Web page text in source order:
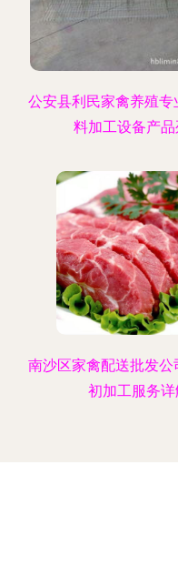
公安县利民家禽养殖专
料加工设备产品
南沙区家禽配送批发公
初加工服务